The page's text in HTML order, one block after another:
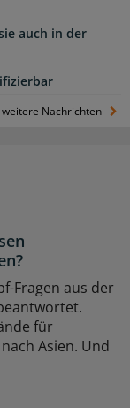
auch in der
weitere Nachrichten
Fragen aus der
für
Asien. Und